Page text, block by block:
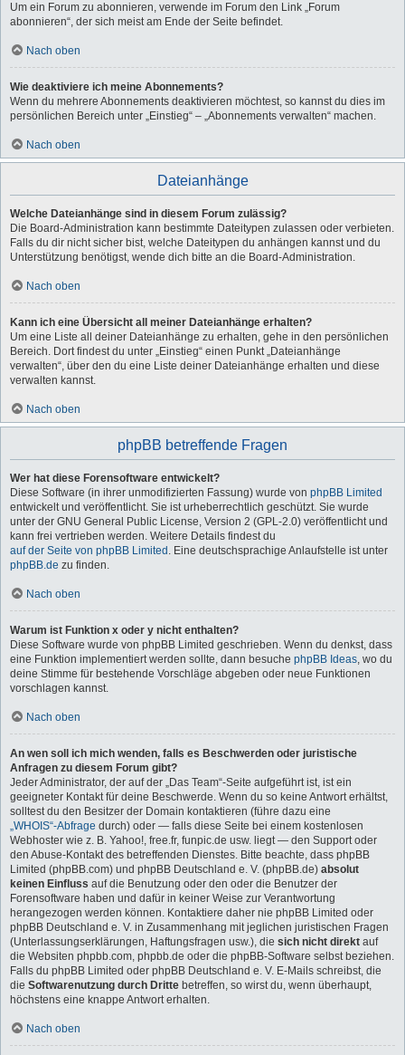
Um ein Forum zu abonnieren, verwende im Forum den Link „Forum
abonnieren“, der sich meist am Ende der Seite befindet.
Nach oben
Wie deaktiviere ich meine Abonnements?
Wenn du mehrere Abonnements deaktivieren möchtest, so kannst du dies im
persönlichen Bereich unter „Einstieg“ – „Abonnements verwalten“ machen.
Nach oben
Dateianhänge
Welche Dateianhänge sind in diesem Forum zulässig?
Die Board-Administration kann bestimmte Dateitypen zulassen oder verbieten.
Falls du dir nicht sicher bist, welche Dateitypen du anhängen kannst und du
Unterstützung benötigst, wende dich bitte an die Board-Administration.
Nach oben
Kann ich eine Übersicht all meiner Dateianhänge erhalten?
Um eine Liste all deiner Dateianhänge zu erhalten, gehe in den persönlichen
Bereich. Dort findest du unter „Einstieg“ einen Punkt „Dateianhänge
verwalten“, über den du eine Liste deiner Dateianhänge erhalten und diese
verwalten kannst.
Nach oben
phpBB betreffende Fragen
Wer hat diese Forensoftware entwickelt?
Diese Software (in ihrer unmodifizierten Fassung) wurde von phpBB Limited
entwickelt und veröffentlicht. Sie ist urheberrechtlich geschützt. Sie wurde
unter der GNU General Public License, Version 2 (GPL-2.0) veröffentlicht und
kann frei vertrieben werden. Weitere Details findest du
auf der Seite von phpBB Limited . Eine deutschsprachige Anlaufstelle ist unter
phpBB.de zu finden.
Nach oben
Warum ist Funktion x oder y nicht enthalten?
Diese Software wurde von phpBB Limited geschrieben. Wenn du denkst, dass
eine Funktion implementiert werden sollte, dann besuche phpBB Ideas, wo du
deine Stimme für bestehende Vorschläge abgeben oder neue Funktionen
vorschlagen kannst.
Nach oben
An wen soll ich mich wenden, falls es Beschwerden oder juristische
Anfragen zu diesem Forum gibt?
Jeder Administrator, der auf der „Das Team“-Seite aufgeführt ist, ist ein
geeigneter Kontakt für deine Beschwerde. Wenn du so keine Antwort erhältst,
solltest du den Besitzer der Domain kontaktieren (führe dazu eine
„WHOIS“-Abfrage durch) oder — falls diese Seite bei einem kostenlosen
Webhoster wie z. B. Yahoo!, free.fr, funpic.de usw. liegt — den Support oder
den Abuse-Kontakt des betreffenden Dienstes. Bitte beachte, dass phpBB
Limited (phpBB.com) und phpBB Deutschland e. V. (phpBB.de) absolut
keinen Einfluss auf die Benutzung oder den oder die Benutzer der
Forensoftware haben und dafür in keiner Weise zur Verantwortung
herangezogen werden können. Kontaktiere daher nie phpBB Limited oder
phpBB Deutschland e. V. in Zusammenhang mit jeglichen juristischen Fragen
(Unterlassungserklärungen, Haftungsfragen usw.), die sich nicht direkt auf
die Websiten phpbb.com, phpbb.de oder die phpBB-Software selbst beziehen.
Falls du phpBB Limited oder phpBB Deutschland e. V. E-Mails schreibst, die
die Softwarenutzung durch Dritte betreffen, so wirst du, wenn überhaupt,
höchstens eine knappe Antwort erhalten.
Nach oben